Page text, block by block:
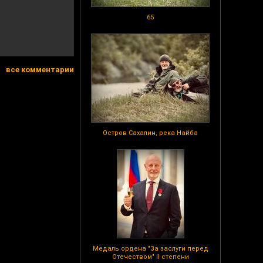
65
Остров Сахалин, река Найба
Медаль ордена "За заслуги перед
Отечеством" II степени
все комментарии